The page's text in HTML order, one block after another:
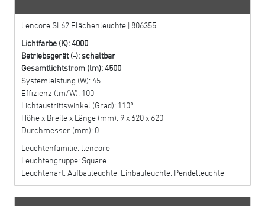
l.encore SL62 Flächenleuchte | 806355
Lichtfarbe (K): 4000
Betriebsgerät (-): schaltbar
Gesamtlichtstrom (lm): 4500
Systemleistung (W): 45
Effizienz (lm/W): 100
Lichtaustrittswinkel (Grad): 110°
Höhe x Breite x Länge (mm): 9 x 620 x 620
Durchmesser (mm): 0
Leuchtenfamilie: l.encore
Leuchtengruppe: Square
Leuchtenart: Aufbauleuchte; Einbauleuchte; Pendelleuchte